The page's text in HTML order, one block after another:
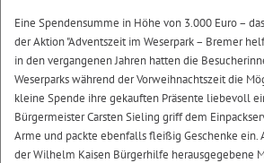
Eine Spendensumme in Höhe von 3.000 Euro –
der Aktion "Adventszeit im Weserpark – Bremer
in den vergangenen Jahren hatten die
Weserparks während der Vorweihnachtszeit die
kleine Spende ihre gekauften Präsente liebevoll
Bürgermeister Carsten Sieling griff dem
Arme und packte ebenfalls fleißig Geschenke
der Wilhelm Kaisen Bürgerhilfe herausgegebene